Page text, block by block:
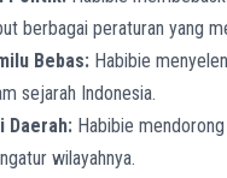
berbagai peraturan yang
Bebas: Habibie
sejarah Indonesia.
Daerah: Habibie
wilayahnya.